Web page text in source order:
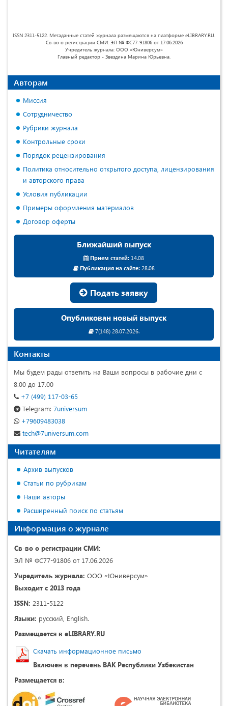
ISSN 2311-5122. Метаданные статей журнала размещаются на платформе eLIBRARY.RU.
Св-во о регистрации СМИ: ЭЛ № ФС77-91806 от 17.06.2026
Учредитель журнала: ООО «Юниверсум»
Главный редактор - Звездина Марина Юрьевна.
Авторам
Миссия
Сотрудничество
Рубрики журнала
Контрольные сроки
Порядок рецензирования
Политика относительно открытого доступа, лицензирования
и авторского права
Условия публикации
Примеры оформления материалов
Договор оферты
Ближайший выпуск
Прием статей: 14.08
Публикация на сайте:28.08
Подать заявку
Опубликован новый выпуск
7(148) 28.07.2026.
Контакты
Мы будем рады ответить на Ваши вопросы в рабочие дни с
8.00 до 17.00
+7 (499) 117-03-65
Telegram: 7universum
+79609483038
tech@7universum.com
Читателям
Архив выпусков
Статьи по рубрикам
Наши авторы
Расширенный поиск по статьям
Информация о журнале
Св-во о регистрации СМИ:
ЭЛ № ФС77-91806 от 17.06.2026
Учредитель журнала: ООО «Юниверсум»
Выходит с 2013 года
ISSN: 2311-5122
Языки: русский, English.
Размещается в eLIBRARY.RU
Скачать информационное письмо
Включен в перечень ВАК Республики Узбекистан
Размещается в: